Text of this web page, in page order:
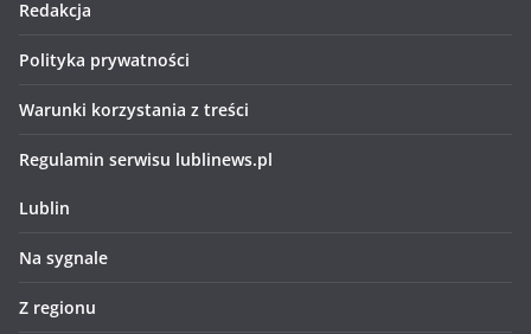
Redakcja
Polityka prywatności
Warunki korzystania z treści
Regulamin serwisu lublinews.pl
Lublin
Na sygnale
Z regionu